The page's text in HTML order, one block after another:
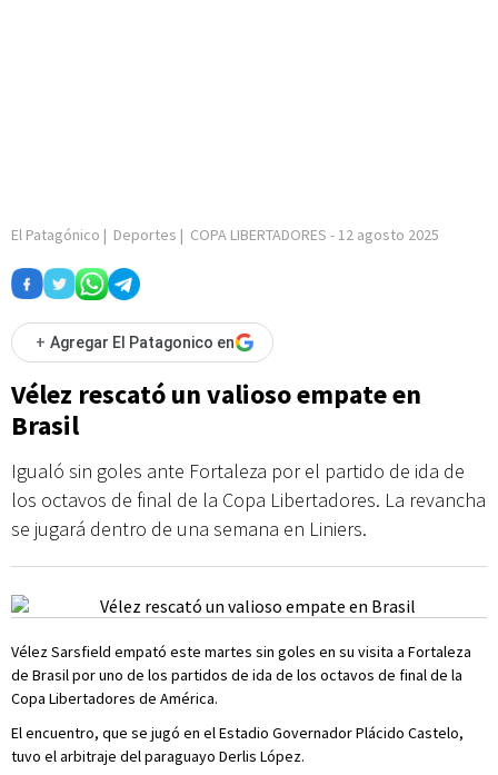
El Patagónico | Deportes | COPA LIBERTADORES - 12 agosto 2025
+ Agregar El Patagonico en
Vélez rescató un valioso empate en
Brasil
Igualó sin goles ante Fortaleza por el partido de ida de
los octavos de final de la Copa Libertadores. La revancha
se jugará dentro de una semana en Liniers.
Vélez Sarsfield empató este martes sin goles en su visita a Fortaleza
de Brasil por uno de los partidos de ida de los octavos de final de la
Copa Libertadores de América.
El encuentro, que se jugó en el Estadio Governador Plácido Castelo,
tuvo el arbitraje del paraguayo Derlis López.